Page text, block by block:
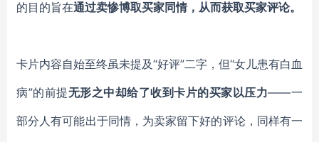
的目的旨在通过卖惨博取买家同情，从而获取买家评论。
卡片内容自始至终虽未提及“好评”二字，但“女儿患有白血
病”的前提无形之中却给了收到卡片的买家以压力——一
部分人有可能出于同情，为卖家留下好的评论，同样有一